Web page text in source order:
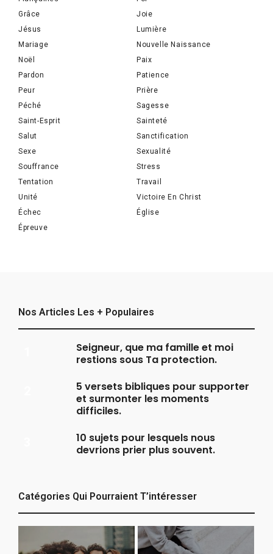
Grâce
Joie
Jésus
Lumière
Mariage
Nouvelle Naissance
Noël
Paix
Pardon
Patience
Peur
Prière
Péché
Sagesse
Saint-Esprit
Sainteté
Salut
Sanctification
Sexe
Sexualité
Souffrance
Stress
Tentation
Travail
Unité
Victoire En Christ
Échec
Église
Épreuve
Nos Articles Les + Populaires
Seigneur, que ma famille et moi
restions sous Ta protection.
5 versets bibliques pour supporter
et surmonter les moments
difficiles.
10 sujets pour lesquels nous
devrions prier plus souvent.
Catégories Qui Pourraient T’intéresser